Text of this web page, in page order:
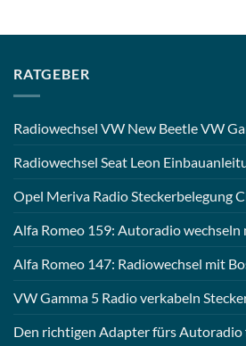
RATGEBER
Radiowechsel VW New Beetle VW
Radiowechsel Seat Leon
Opel Meriva Radio Steckerbelegung
Alfa Romeo 159: Autoradio wechseln
Alfa Romeo 147: Radiowechsel mit
VW Gamma 5 Radio verkabeln
Den richtigen Adapter fürs